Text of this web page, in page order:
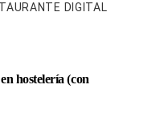
DIGITAL
hostelería (con